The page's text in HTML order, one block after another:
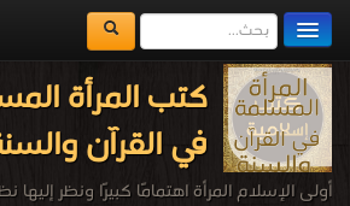
مكتبة الكتب
المكتبات
يُقرأ حالياً
كتب المرأة
في القرآن
أولى الإسلام المرأة اهتمامًا كبيرًا ونظر إليها
في الإسلام هي الأم والأخت والابنة والعمة